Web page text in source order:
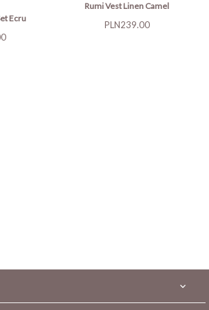
Ecru
Rumi Vest Linen Camel
Price
PLN239.00
